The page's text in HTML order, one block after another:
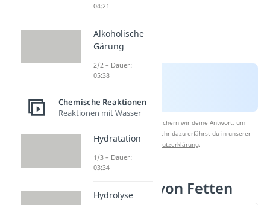
Nach Beantwortung speichern wir deine Antwort, um
Studyflix zu verbessern. Mehr dazu erfährst du in unserer
Datenschutzerklärung
Verseifung von Fetten
04:21
Alkoholische
Gärung
2/2 – Dauer:
05:38
Chemische Reaktionen
Reaktionen mit Wasser
Hydratation
1/3 – Dauer:
03:34
Hydrolyse